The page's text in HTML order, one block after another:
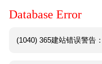
Database Error
(1040) 365建站错误警告